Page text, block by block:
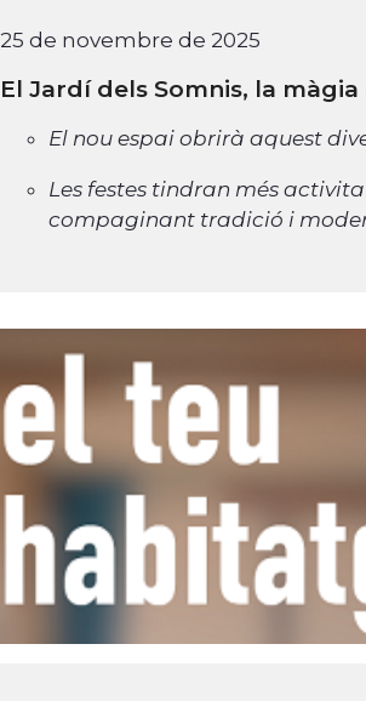
25 de novembre de 2025
El Jardí dels Somnis, la
El nou espai obrirà aquest
Les festes tindran més
compaginant tradició i